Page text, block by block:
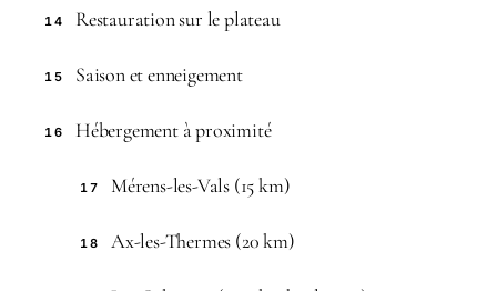
14 Restauration sur le plateau
15 Saison et enneigement
16 Hébergement à proximité
17 Mérens-les-Vals (15 km)
18 Ax-les-Thermes (20 km)